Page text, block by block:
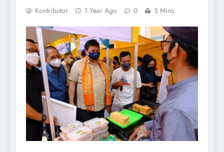
Kontributor 1 Year Ago 0 5 Mins